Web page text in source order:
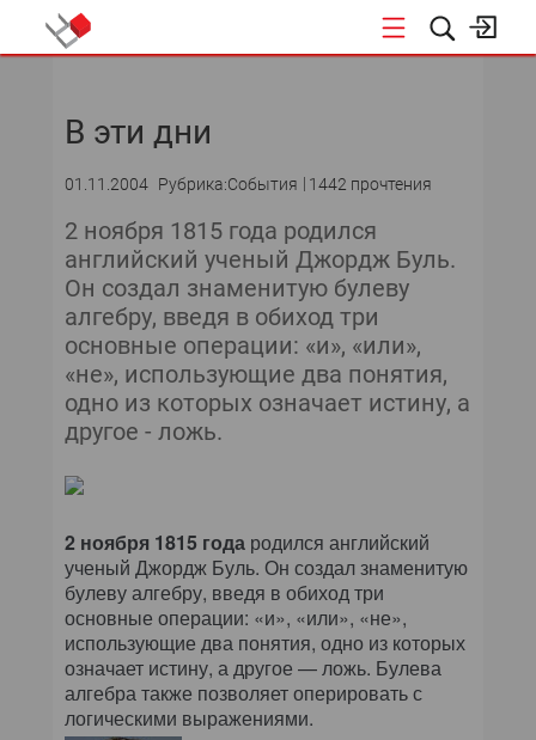
ПОДПИСКА
ТЕКУЩИЙ НОМЕР
В эти дни
01.11.2004 Рубрика:События 1442 прочтения
2 ноября 1815 года родился
английский ученый Джордж Буль.
Он создал знаменитую булеву
алгебру, введя в обиход три
основные операции: «и», «или»,
«не», использующие два понятия,
одно из которых означает истину, а
другое - ложь.
2 ноября 1815 года родился английский
ученый Джордж Буль. Он создал знаменитую
булеву алгебру, введя в обиход три
основные операции: «и», «или», «не»,
использующие два понятия, одно из которых
означает истину, а другое — ложь. Булева
алгебра также позволяет оперировать с
логическими выражениями.